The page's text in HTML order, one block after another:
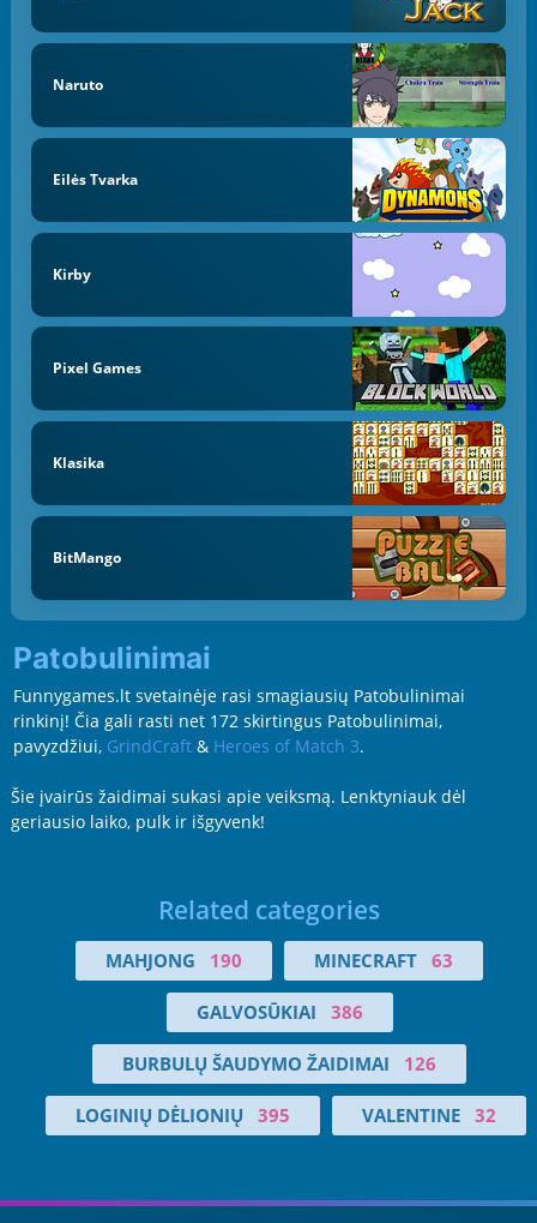
Naruto
Eilės Tvarka
Kirby
Pixel Games
Klasika
BitMango
Patobulinimai
Funnygames.lt svetainėje rasi smagiausių Patobulinimai
rinkinį! Čia gali rasti net 172 skirtingus Patobulinimai,
pavyzdžiui, GrindCraft& Heroes of Match 3.
Šie įvairūs žaidimai sukasi apie veiksmą. Lenktyniauk dėl
geriausio laiko, pulk ir išgyvenk!
Related categories
MAHJONG 190 MINECRAFT 63
GALVOSŪKIAI 386
BURBULŲ ŠAUDYMO ŽAIDIMAI 126
LOGINIŲ DĖLIONIŲ 395 VALENTINE 32